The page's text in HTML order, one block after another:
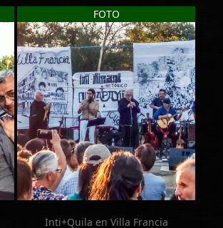
FOTO
Inti+Quila en Villa Francia